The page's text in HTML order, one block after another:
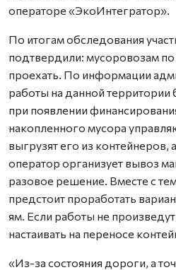
операторе «ЭкоИнтегратор».
По итогам обследования
подтвердили: мусоровозам по
проехать. По информации
работы на данной территории
при появлении
накопленного мусора
выгрузят его из контейнеров,
оператор организует вывоз
разовое решение. Вместе с
предстоит проработать
ям. Если работы не
настаивать на переносе
«Из-за состояния дороги, а